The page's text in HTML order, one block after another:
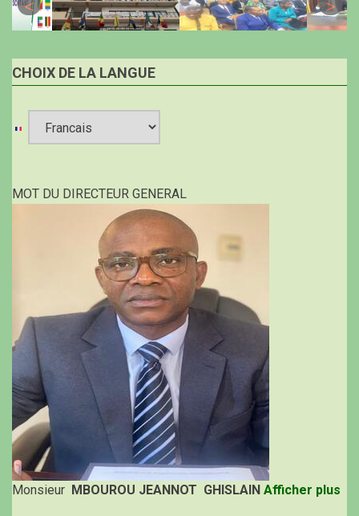
CHOIX DE LA LANGUE
language
MOT DU DIRECTEUR GENERAL
Monsieur MBOUROU JEANNOT GHISLAIN Afficher plus